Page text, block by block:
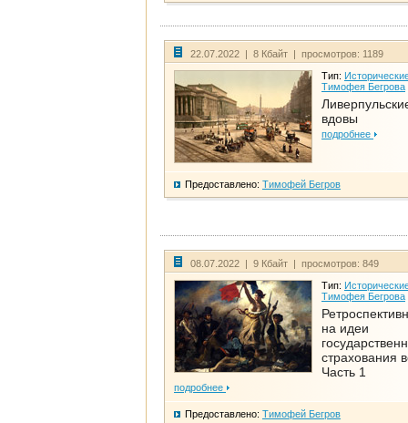
22.07.2022 | 8 Кбайт | просмотров: 1189
Тип:
Тимофея Бегрова
вдовы
подробнее
Предоставлено: Тимофей Бегров
08.07.2022 | 9 Кбайт | просмотров: 849
Тип:
Тимофея Бегрова
на идеи
страхования
Часть 1
подробнее
Предоставлено: Тимофей Бегров